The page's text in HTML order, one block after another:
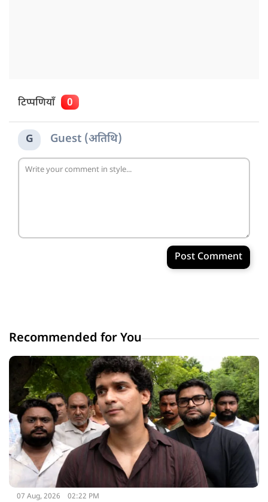
टिप्पणियाँ 0
G Guest (अतिथि)
Post Comment
Recommended for You
07 Aug, 2026 02:22 PM